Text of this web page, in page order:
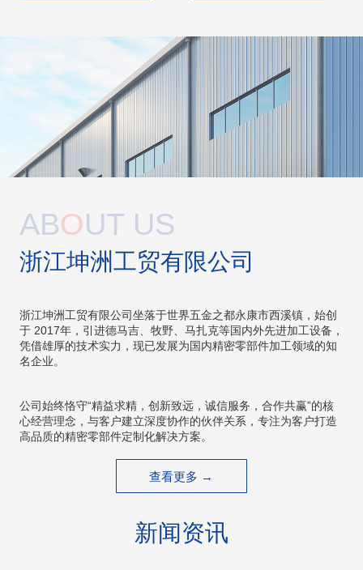
ABOUT US
浙江坤洲工贸有限公司
浙江坤洲工贸有限公司坐落于世界五金之都永康市西溪镇，始创
于 2017年，引进德马吉、牧野、马扎克等国内外先进加工设备，
凭借雄厚的技术实力，现已发展为国内精密零部件加工领域的知
名企业。
公司始终恪守“精益求精，创新致远，诚信服务，合作共赢”的核
心经营理念，与客户建立深度协作的伙伴关系，专注为客户打造
高品质的精密零部件定制化解决方案。
查看更多 →
新闻资讯